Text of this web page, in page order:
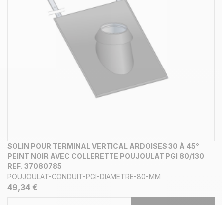
SOLIN POUR TERMINAL VERTICAL ARDOISES 30 À 45°
PEINT NOIR AVEC COLLERETTE POUJOULAT PGI 80/130
REF. 37080785
POUJOULAT-CONDUIT-PGI-DIAMETRE-80-MM
49,34 €